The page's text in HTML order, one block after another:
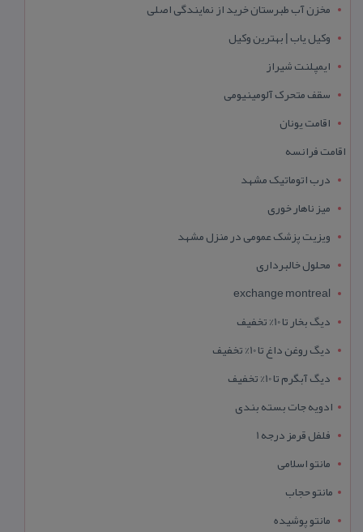
مخزن آب طبرستان خرید از نمایندگی اصلی
وکیل یاب | بهترین وکیل
ایمپلنت شیراز
سقف متحرک آلومینیومی
اقامت یونان
اقامت فرانسه
درب اتوماتیک مشهد
میز ناهار خوری
ویزیت پزشک عمومی در منزل مشهد
محلول خالبرداری
exchange montreal
دیگ بخار تا 10% تخفیف
دیگ روغن داغ تا 10% تخفیف
دیگ آبگرم تا 10% تخفیف
ادویه جات بسته بندی
فلفل قرمز درجه 1
مانتو اسلامی
مانتو حجاب
مانتو پوشیده